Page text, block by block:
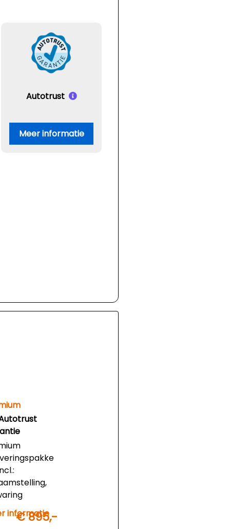
Autotrust
Meer informatie
auto,
apk
informatie
€ 895,-